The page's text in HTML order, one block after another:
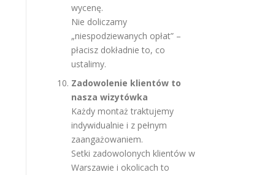
wycenę.
Nie doliczamy
„niespodziewanych opłat” –
płacisz dokładnie to, co
ustalimy.
Zadowolenie klientów to
nasza wizytówka
Każdy montaż traktujemy
indywidualnie i z pełnym
zaangażowaniem.
Setki zadowolonych klientów w
Warszawie i okolicach to